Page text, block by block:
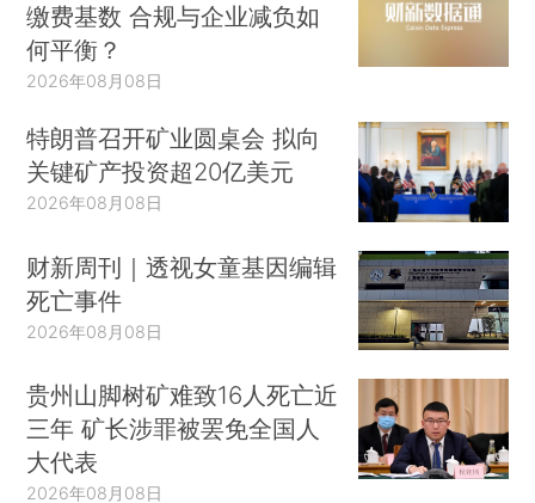
缴费基数 合规与企业减负如
何平衡？
2026年08月08日
特朗普召开矿业圆桌会 拟向
关键矿产投资超20亿美元
2026年08月08日
财新周刊｜透视女童基因编辑
死亡事件
2026年08月08日
贵州山脚树矿难致16人死亡近
三年 矿长涉罪被罢免全国人
大代表
2026年08月08日